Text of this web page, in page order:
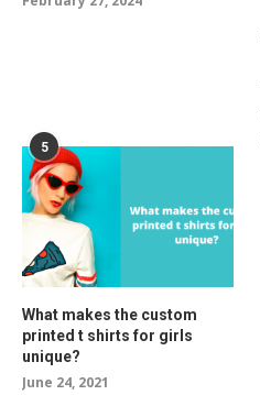
5
What makes the custom
printed t shirts for girls
unique?
June 24, 2021